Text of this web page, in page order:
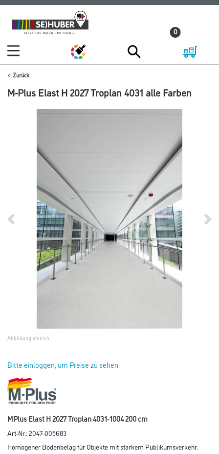
Zum
Inhalt
Zum
Navigationsmenü
0
Zurück
M-Plus Elast H 2027 Troplan 4031 alle Farben
Abbildung ähnlich
Bitte einloggen, um Preise zu sehen
MPlus Elast H 2027 Troplan 4031-1004 200 cm
Art-Nr.:2047-005683
Homogener Bodenbelag für Objekte mit starkem Publikumsverkehr.